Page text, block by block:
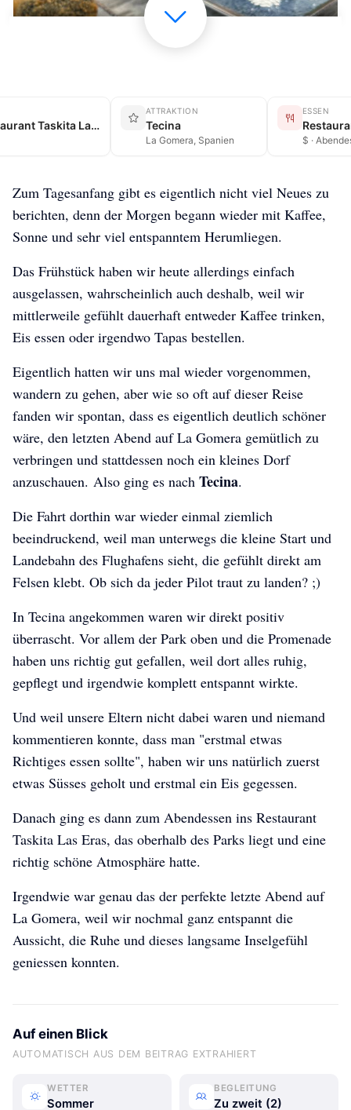
Tecina → Restaurant Taskita Las Eras
ATTRAKTION
Tecina
La Gomera, Spanien
ESSEN
$ ·
Zum Tagesanfang gibt es eigentlich nicht viel Neues zu
berichten, denn der Morgen begann wieder mit Kaffee,
Sonne und sehr viel entspanntem Herumliegen.
Das Frühstück haben wir heute allerdings einfach
ausgelassen, wahrscheinlich auch deshalb, weil wir
mittlerweile gefühlt dauerhaft entweder Kaffee trinken,
Eis essen oder irgendwo Tapas bestellen.
Eigentlich hatten wir uns mal wieder vorgenommen,
wandern zu gehen, aber wie so oft auf dieser Reise
fanden wir spontan, dass es eigentlich deutlich schöner
wäre, den letzten Abend auf La Gomera gemütlich zu
verbringen und stattdessen noch ein kleines Dorf
anzuschauen. Also ging es nach Tecina.
Die Fahrt dorthin war wieder einmal ziemlich
beeindruckend, weil man unterwegs die kleine Start und
Landebahn des Flughafens sieht, die gefühlt direkt am
Felsen klebt. Ob sich da jeder Pilot traut zu landen? ;)
In Tecina angekommen waren wir direkt positiv
überrascht. Vor allem der Park oben und die Promenade
haben uns richtig gut gefallen, weil dort alles ruhig,
gepflegt und irgendwie komplett entspannt wirkte.
Und weil unsere Eltern nicht dabei waren und niemand
kommentieren konnte, dass man "erstmal etwas
Richtiges essen sollte", haben wir uns natürlich zuerst
etwas Süsses geholt und erstmal ein Eis gegessen.
Danach ging es dann zum Abendessen ins Restaurant
Taskita Las Eras, das oberhalb des Parks liegt und eine
richtig schöne Atmosphäre hatte.
Irgendwie war genau das der perfekte letzte Abend auf
La Gomera, weil wir nochmal ganz entspannt die
Aussicht, die Ruhe und dieses langsame Inselgefühl
geniessen konnten.
Auf einen Blick
AUTOMATISCH AUS DEM BEITRAG EXTRAHIERT
WETTER
Sommer
BEGLEITUNG
Zu zweit (2)